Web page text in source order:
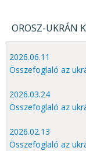
OROSZ-UKRÁN
2026.06.11
Összefoglaló az
2026.03.24
Összefoglaló az
2026.02.13
Összefoglaló az